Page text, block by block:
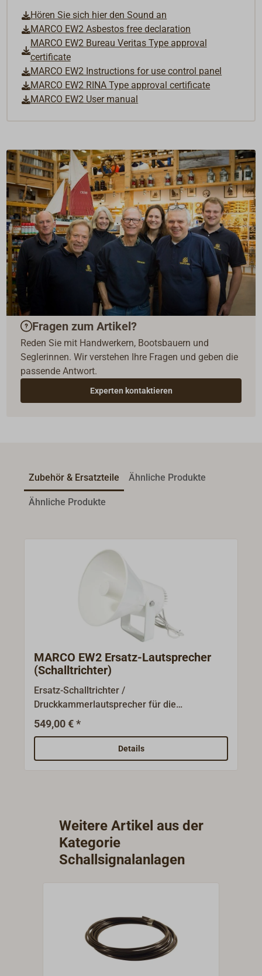
Hören Sie sich hier den Sound an
MARCO EW2 Asbestos free declaration
MARCO EW2 Bureau Veritas Type approval
certificate
MARCO EW2 Instructions for use control panel
MARCO EW2 RINA Type approval certificate
MARCO EW2 User manual
Fragen zum Artikel?
Reden Sie mit Handwerkern, Bootsbauern und
Seglerinnen. Wir verstehen Ihre Fragen und geben die
passende Antwort.
Experten kontaktieren
Zubehör & Ersatzteile Ähnliche Produkte
Ähnliche Produkte
MARCO EW2 Ersatz-Lautsprecher
(Schalltrichter)
Ersatz-Schalltrichter /
Druckkammerlautsprecher für die
elektronische Schallsignalanlage MARCO
EW2 und EW2M und die baugleiche
Schallsignalanlage von AQUA
SIGNAL.Leistung 60 Watt bei 12 Volt. 8 Ohm.
549,00 € *
Details
Weitere Artikel aus der
Kategorie
Schallsignalanlagen